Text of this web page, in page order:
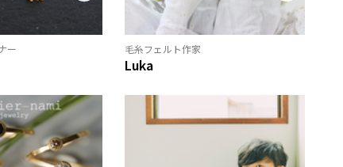
ー 毛糸フェルト作家
Luka